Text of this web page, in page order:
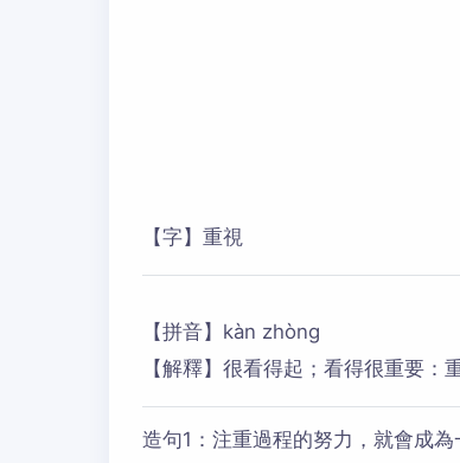
【字】重視
【拼音】kàn zhòng
【解釋】很看得起；看得很重要：
造句1： 注重過程的努力，就會成